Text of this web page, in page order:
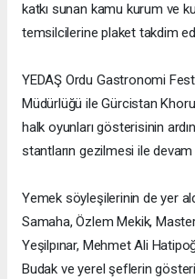
katkı sunan kamu kurum ve
temsilcilerine plaket takdim
YEDAŞ Ordu Gastronomi
Müdürlüğü ile Gürcistan
halk oyunları gösterisinin
stantların gezilmesi ile devam
Yemek söyleşilerinin de yer
Samaha, Özlem Mekik,
Yeşilpınar, Mehmet Ali
Budak ve yerel şeflerin